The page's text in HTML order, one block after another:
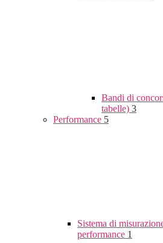
Bandi di
tabelle) 3
Performance 5
Sistema di
performance 1